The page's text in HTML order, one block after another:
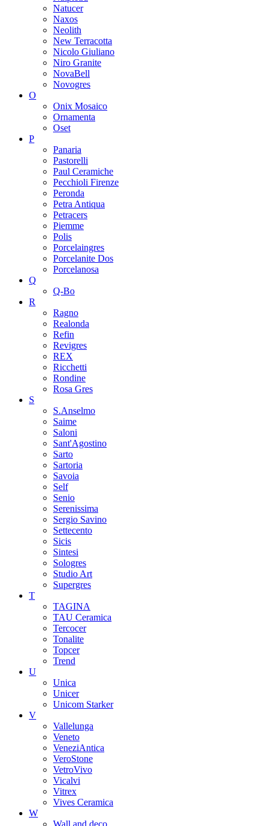
Natucer
Naxos
Neolith
New Terracotta
Nicolo Giuliano
Niro Granite
NovaBell
Novogres
O
Onix Mosaico
Ornamenta
Oset
P
Panaria
Pastorelli
Paul Ceramiche
Pecchioli Firenze
Peronda
Petra Antiqua
Petracers
Piemme
Polis
Porcelaingres
Porcelanite Dos
Porcelanosa
Q
Q-Bo
R
Ragno
Realonda
Refin
Revigres
REX
Ricchetti
Rondine
Rosa Gres
S
S.Anselmo
Saime
Saloni
Sant'Agostino
Sarto
Sartoria
Savoia
Self
Senio
Serenissima
Sergio Savino
Settecento
Sicis
Sintesi
Sologres
Studio Art
Supergres
T
TAGINA
TAU Ceramica
Tercocer
Tonalite
Topcer
Trend
U
Unica
Unicer
Unicom Starker
V
Vallelunga
Veneto
VeneziAntica
VeroStone
VetroVivo
Vicalvi
Vitrex
Vives Ceramica
W
Wall and deco